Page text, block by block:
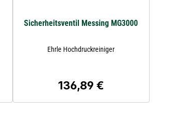
Sicherheitsventil Messing MG3000
Ehrle Hochdruckreiniger
Regulärer Preis:
136,89 €